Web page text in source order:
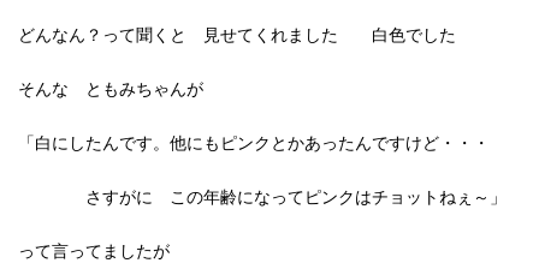
どんなん？って聞くと 見せてくれました 白色でした
そんな ともみちゃんが
「白にしたんです。他にもピンクとかあったんですけど・・・
さすがに この年齢になってピンクはチョットねぇ～」
って言ってましたが